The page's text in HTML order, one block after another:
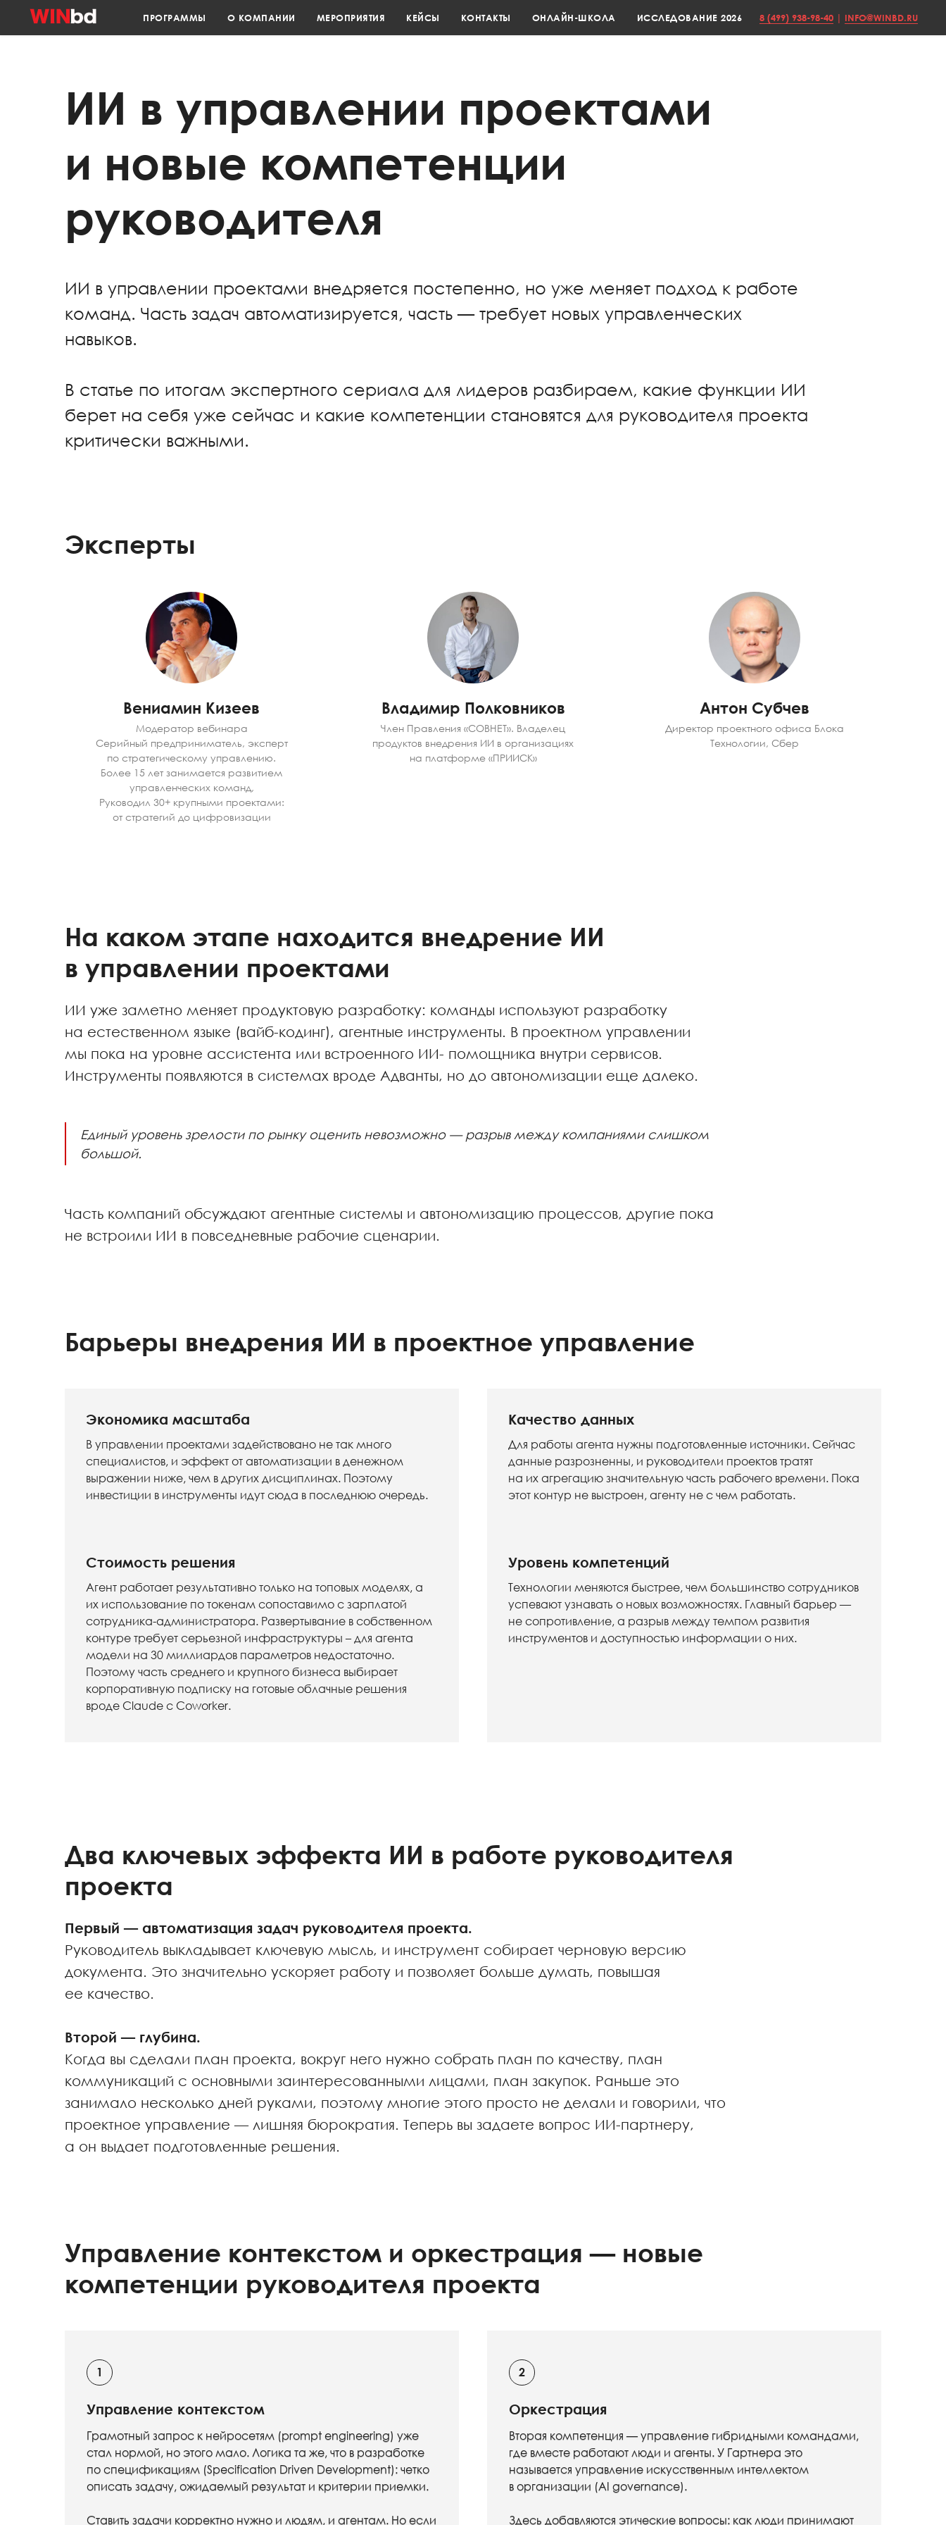
ПРОГРАММЫ О КОМПАНИИ МЕРОПРИЯТИЯ КЕЙСЫ КОНТАКТЫ ОНЛАЙН-ШКОЛА ИССЛЕДОВАНИЕ 2026 8 (499) 938-98-40 | INFO@WINBD.RU
ИИ в управлении проектами
и новые компетенции
руководителя
ИИ в управлении проектами внедряется постепенно, но уже меняет подход к работе
команд. Часть задач автоматизируется, часть — требует новых управленческих
навыков.
В статье по итогам экспертного сериала для лидеров разбираем, какие функции ИИ
берет на себя уже сейчас и какие компетенции становятся для руководителя проекта
критически важными.
Эксперты
Вениамин Кизеев
Модератор вебинара
Серийный предприниматель, эксперт
по стратегическому управлению.
Более 15 лет занимается развитием
управленческих команд,
Руководил 30+ крупными проектами:
от стратегий до цифровизации
Владимир Полковников
Член Правления «СОВНЕТ». Владелец
продуктов внедрения ИИ в организациях
на платформе «ПРИИСК»
Антон Субчев
Директор проектного офиса Блока
Технологии, Сбер
На каком этапе находится внедрение ИИ
в управлении проектами
ИИ уже заметно меняет продуктовую разработку: команды используют разработку
на естественном языке (вайб-кодинг), агентные инструменты. В проектном управлении
мы пока на уровне ассистента или встроенного ИИ- помощника внутри сервисов.
Инструменты появляются в системах вроде Адванты, но до автономизации еще далеко.
Единый уровень зрелости по рынку оценить невозможно — разрыв между компаниями слишком
большой.
Часть компаний обсуждают агентные системы и автономизацию процессов, другие пока
не встроили ИИ в повседневные рабочие сценарии.
Барьеры внедрения ИИ в проектное управление
Экономика масштаба
В управлении проектами задействовано не так много
специалистов, и эффект от автоматизации в денежном
выражении ниже, чем в других дисциплинах. Поэтому
инвестиции в инструменты идут сюда в последнюю очередь.
Качество данных
Для работы агента нужны подготовленные источники. Сейчас
данные разрозненны, и руководители проектов тратят
на их агрегацию значительную часть рабочего времени. Пока
этот контур не выстроен, агенту не с чем работать.
Стоимость решения
Агент работает результативно только на топовых моделях, а
их использование по токенам сопоставимо с зарплатой
сотрудника-администратора. Развертывание в собственном
контуре требует серьезной инфраструктуры – для агента
модели на 30 миллиардов параметров недостаточно.
Поэтому часть среднего и крупного бизнеса выбирает
корпоративную подписку на готовые облачные решения
вроде Claude с Coworker.
Уровень компетенций
Технологии меняются быстрее, чем большинство сотрудников
успевают узнавать о новых возможностях. Главный барьер —
не сопротивление, а разрыв между темпом развития
инструментов и доступностью информации о них.
Два ключевых эффекта ИИ в работе руководителя
проекта
Первый — автоматизация задач руководителя проекта.
Руководитель выкладывает ключевую мысль, и инструмент собирает черновую версию
документа. Это значительно ускоряет работу и позволяет больше думать, повышая
ее качество.
Второй — глубина.
Когда вы сделали план проекта, вокруг него нужно собрать план по качеству, план
коммуникаций с основными заинтересованными лицами, план закупок. Раньше это
занимало несколько дней руками, поэтому многие этого просто не делали и говорили, что
проектное управление — лишняя бюрократия. Теперь вы задаете вопрос ИИ-партнеру,
а он выдает подготовленные решения.
Управление контекстом и оркестрация — новые
компетенции руководителя проекта
Управление контекстом
Грамотный запрос к нейросетям (prompt engineering) уже
стал нормой, но этого мало. Логика та же, что в разработке
по спецификациям (Specification Driven Development): четко
описать задачу, ожидаемый результат и критерии приемки.
Ставить задачи корректно нужно и людям, и агентам. Но если
Оркестрация
Вторая компетенция — управление гибридными командами,
где вместе работают люди и агенты. У Гартнера это
называется управление искусственным интеллектом
в организации (AI governance).
Здесь добавляются этические вопросы: как люди принимают